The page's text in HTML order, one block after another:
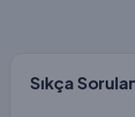
Sıkça